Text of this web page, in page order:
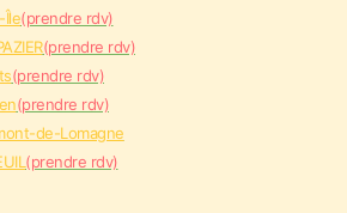
Île(prendre rdv)
(prendre rdv)
(prendre rdv)
(prendre rdv)
de-Lomagne
(prendre rdv)